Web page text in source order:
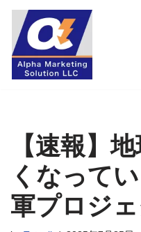
コ
ン
テ
ッ
【速報】
くなって
軍プロジ